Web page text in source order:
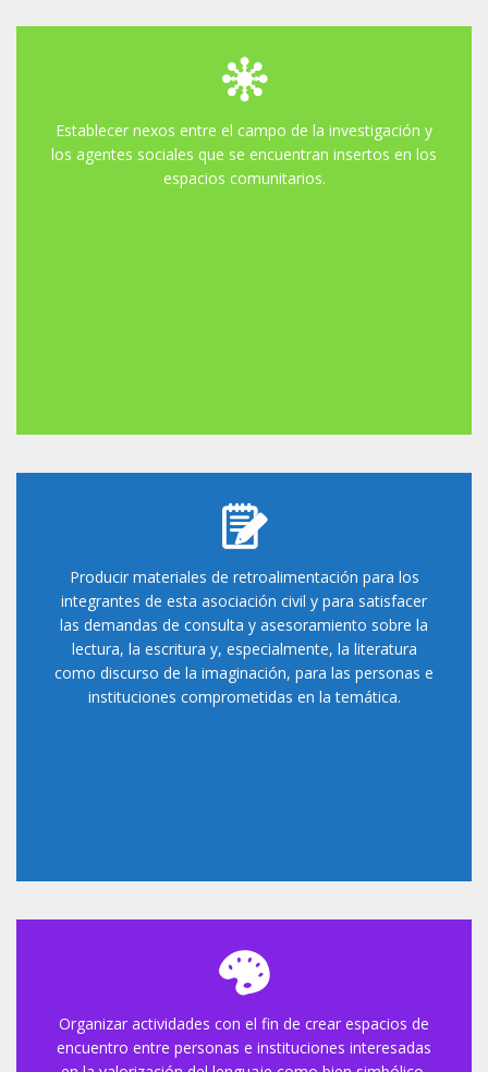
Establecer nexos entre el campo de la investigación y
los agentes sociales que se encuentran insertos en los
espacios comunitarios.
Producir materiales de retroalimentación para los
integrantes de esta asociación civil y para satisfacer
las demandas de consulta y asesoramiento sobre la
lectura, la escritura y, especialmente, la literatura
como discurso de la imaginación, para las personas e
instituciones comprometidas en la temática.
Organizar actividades con el fin de crear espacios de
encuentro entre personas e instituciones interesadas